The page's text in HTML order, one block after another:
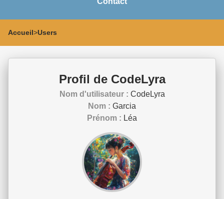
Accueil>Users
Profil de CodeLyra
Nom d'utilisateur : CodeLyra
Nom : Garcia
Prénom : Léa